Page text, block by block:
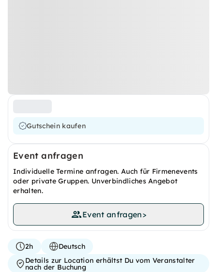
Gutschein kaufen
Event anfragen
Individuelle Termine anfragen. Auch für Firmenevents
oder private Gruppen. Unverbindliches Angebot
erhalten.
Event anfragen>
2h
Deutsch
Details zur Location erhältst Du vom Veranstalter
nach der Buchung